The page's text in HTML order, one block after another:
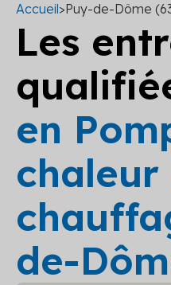
Accueil>Puy-de-Dôme
Les
en
chaleur
de-